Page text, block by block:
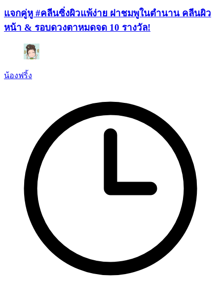
แจกคู่หู #คลีนซิ่งผิวแพ้ง่าย ฝาชมพูในตำนาน คลีนผิว
หน้า & รอบดวงตาหมดจด 10 รางวัล!
น้องฟริ้ง